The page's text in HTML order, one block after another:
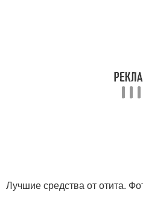
Лучшие средства от отита.